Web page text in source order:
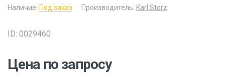
Наличие: Под заказ Производитель: Karl Storz
ID: 0029460
Цена по запросу